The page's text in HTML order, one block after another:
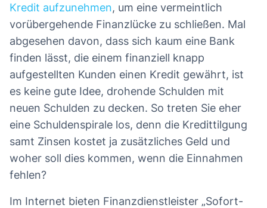
Kredit aufzunehmen, um eine vermeintlich
vorübergehende Finanzlücke zu schließen. Mal
abgesehen davon, dass sich kaum eine Bank
finden lässt, die einem finanziell knapp
aufgestellten Kunden einen Kredit gewährt, ist
es keine gute Idee, drohende Schulden mit
neuen Schulden zu decken. So treten Sie eher
eine Schuldenspirale los, denn die Kredittilgung
samt Zinsen kostet ja zusätzliches Geld und
woher soll dies kommen, wenn die Einnahmen
fehlen?
Im Internet bieten Finanzdienstleister „Sofort-